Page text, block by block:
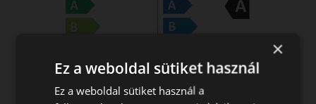
×
Ez a weboldal sütiket használ
Ez a weboldal sütiket használ a